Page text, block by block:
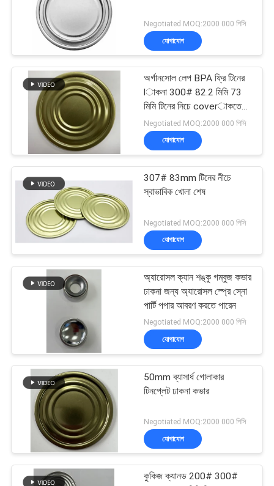
Negotiated MOQ:2000 000 পিসি
যোগাযোগ
অর্গানসোল লেপ BPA ফ্রি টিনের
lাকনা 300# 82.2 মিমি 73
মিমি টিনের নিচে coverাকতে
পারে
Negotiated MOQ:2000 000 পিসি
যোগাযোগ
307# 83mm টিনের নীচে
স্বাভাবিক খোলা শেষ
Negotiated MOQ:2000 000 পিসি
যোগাযোগ
অ্যারোসল ক্যান শঙ্কু গম্বুজ কভার
ঢাকনা জন্য অ্যারোসল স্প্রে স্নো
পার্টি পপার আবরণ করতে পারেন
Negotiated MOQ:2000 000 পিসি
যোগাযোগ
50mm ব্যাসার্ধ গোলাকার
টিনপ্লেট ঢাকনা কভার
Negotiated MOQ:2000 000 পিসি
যোগাযোগ
কুকিজ ক্যানড 200# 300#